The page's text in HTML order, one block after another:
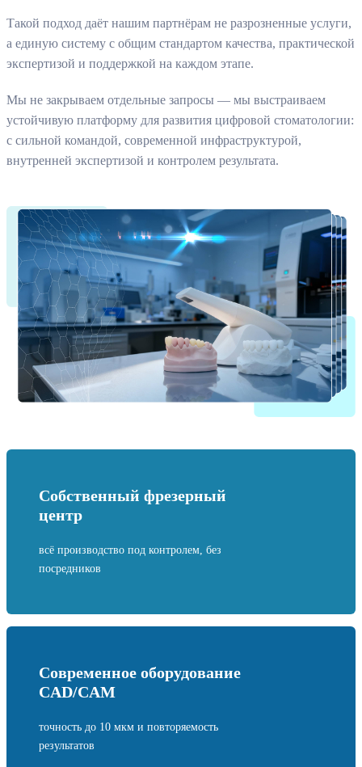
Такой подход даёт нашим партнёрам не разрозненные услуги,
а единую систему с общим стандартом качества, практической
экспертизой и поддержкой на каждом этапе.
Мы не закрываем отдельные запросы — мы выстраиваем
устойчивую платформу для развития цифровой стоматологии:
с сильной командой, современной инфраструктурой,
внутренней экспертизой и контролем результата.
Собственный фрезерный
центр
всё производство под контролем, без
посредников
Современное оборудование
CAD/CAM
точность до 10 мкм и повторяемость
результатов